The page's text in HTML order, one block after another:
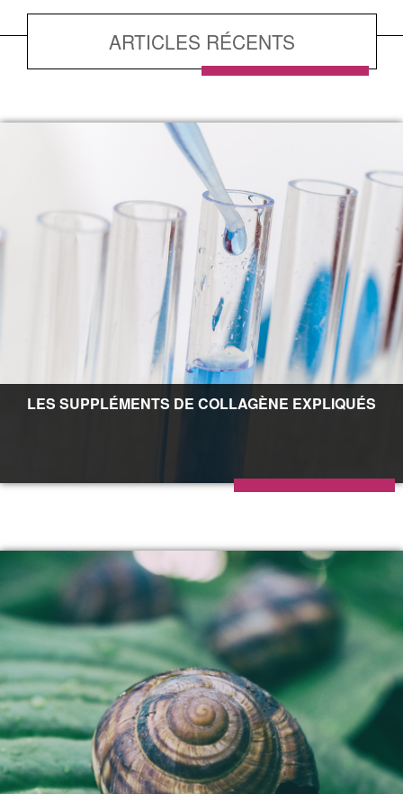
ARTICLES RÉCENTS
LES SUPPLÉMENTS DE COLLAGÈNE EXPLIQUÉS